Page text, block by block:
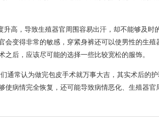
高，导致生殖器官周围容易出汗，却不能够及时
会变得非常的敏感，穿紧身裤还可以使男性的生殖
后，应该尽可能的选择一些比较宽松的服饰。
通常认为做完包皮手术就万事大吉，其实术后的
病情完全恢复，还可能导致病情恶化、生殖器官